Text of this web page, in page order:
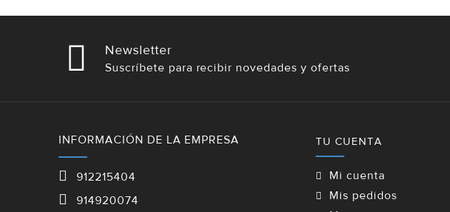
Newsletter
Suscríbete para recibir novedades y ofertas
INFORMACIÓN DE LA EMPRESA
912215404
914920074
TU CUENTA
Mi cuenta
Mis pedidos